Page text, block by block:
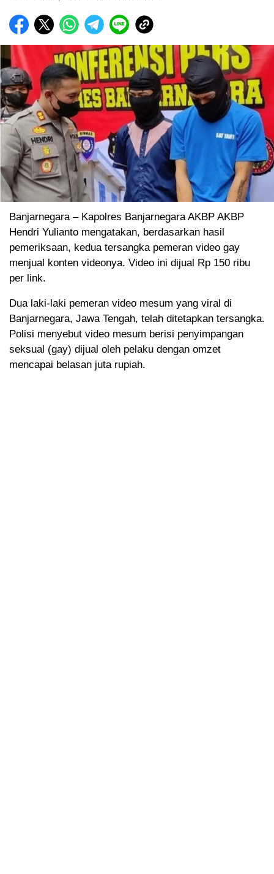
Banjarnegara – Kapolres Banjarnegara AKBP AKBP
Hendri Yulianto mengatakan, berdasarkan hasil
pemeriksaan, kedua tersangka pemeran video gay
menjual konten videonya. Video ini dijual Rp 150 ribu
per link.
Dua laki-laki pemeran video mesum yang viral di
Banjarnegara, Jawa Tengah, telah ditetapkan tersangka.
Polisi menyebut video mesum berisi penyimpangan
seksual (gay) dijual oleh pelaku dengan omzet
mencapai belasan juta rupiah.